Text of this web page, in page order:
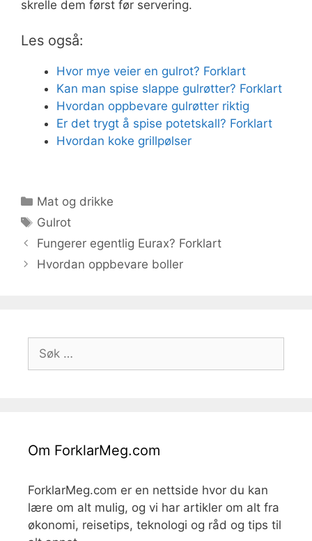
skrelle dem først før servering.
Les også:
Hvor mye veier en gulrot? Forklart
Kan man spise slappe gulrøtter? Forklart
Hvordan oppbevare gulrøtter riktig
Er det trygt å spise potetskall? Forklart
Hvordan koke grillpølser
Kategorier
Mat og drikke
Stikkord
Gulrot
Fungerer egentlig Eurax? Forklart
Hvordan oppbevare boller
Søk
etter:
Om ForklarMeg.com
ForklarMeg.com er en nettside hvor du kan
lære om alt mulig, og vi har artikler om alt fra
økonomi, reisetips, teknologi og råd og tips til